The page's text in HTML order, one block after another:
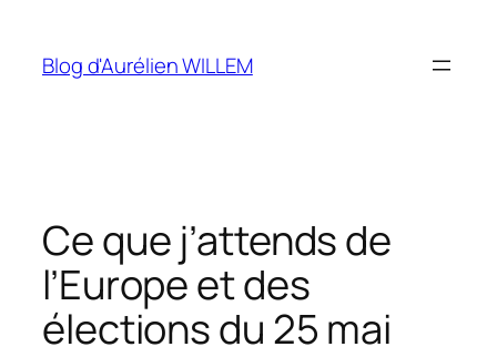
contenu
Blog d'Aurélien WILLEM
Ce que j’attends de
l’Europe et des
élections du 25 mai